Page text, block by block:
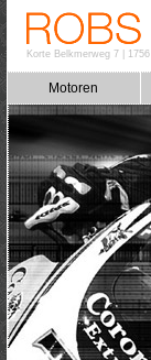
Korte Belkmerweg 7|
Motoren